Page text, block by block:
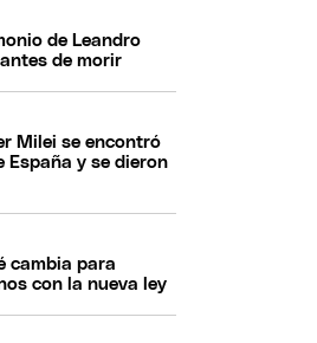
de Leandro
de morir
Milei se encontró
España y se dieron
cambia para
con la nueva ley